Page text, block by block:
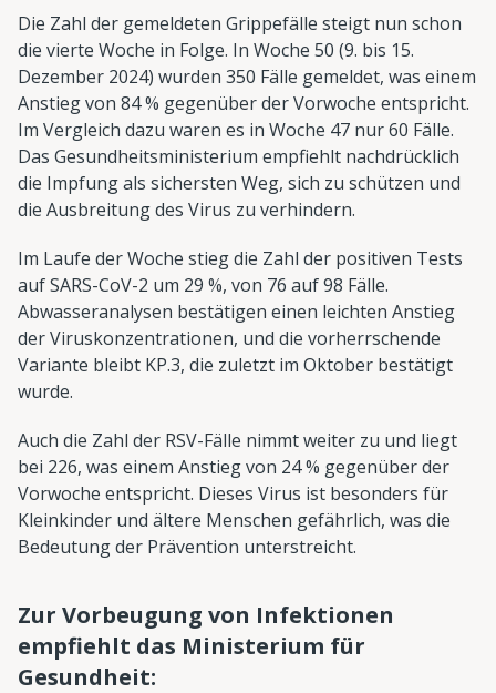
Die Zahl der gemeldeten Grippefälle steigt nun schon
die vierte Woche in Folge. In Woche 50 (9. bis 15.
Dezember 2024) wurden 350 Fälle gemeldet, was einem
Anstieg von 84 % gegenüber der Vorwoche entspricht.
Im Vergleich dazu waren es in Woche 47 nur 60 Fälle.
Das Gesundheitsministerium empfiehlt nachdrücklich
die Impfung als sichersten Weg, sich zu schützen und
die Ausbreitung des Virus zu verhindern.
Im Laufe der Woche stieg die Zahl der positiven Tests
auf SARS-CoV-2 um 29 %, von 76 auf 98 Fälle.
Abwasseranalysen bestätigen einen leichten Anstieg
der Viruskonzentrationen, und die vorherrschende
Variante bleibt KP.3, die zuletzt im Oktober bestätigt
wurde.
Auch die Zahl der RSV-Fälle nimmt weiter zu und liegt
bei 226, was einem Anstieg von 24 % gegenüber der
Vorwoche entspricht. Dieses Virus ist besonders für
Kleinkinder und ältere Menschen gefährlich, was die
Bedeutung der Prävention unterstreicht.
Zur Vorbeugung von Infektionen
empfiehlt das Ministerium für
Gesundheit: